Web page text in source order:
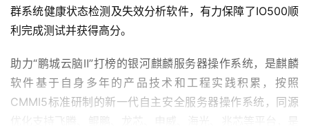
群系统健康状态检测及失效分析软件，有力保障了IO500顺
利完成测试并获得高分。
助力“鹏城云脑Ⅱ”打榜的银河麒麟服务器操作系统，是麒麟
软件基于自身多年的产品技术和工程实践积累，按照
CMMI5标准研制的新一代自主安全服务器操作系统，同源
优化支持飞腾、鲲鹏、龙芯、申威、海光、兆芯等平台，是